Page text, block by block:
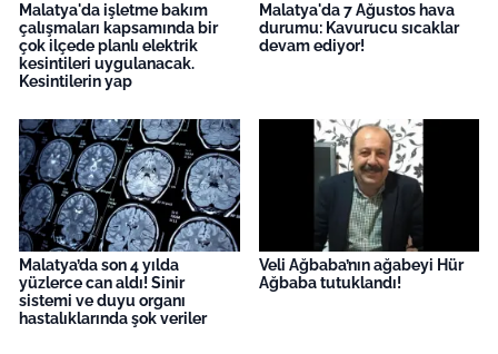
Malatya'da işletme bakım
çalışmaları kapsamında bir
çok ilçede planlı elektrik
kesintileri uygulanacak.
Kesintilerin yap
Malatya'da 7 Ağustos hava
durumu: Kavurucu sıcaklar
devam ediyor!
Malatya’da son 4 yılda
yüzlerce can aldı! Sinir
sistemi ve duyu organı
hastalıklarında şok veriler
Veli Ağbaba’nın ağabeyi Hür
Ağbaba tutuklandı!